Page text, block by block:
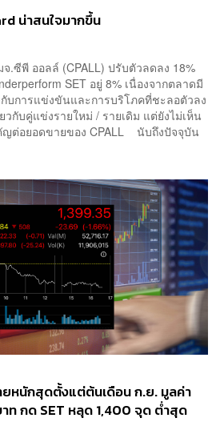
น่าสนใจมากขึ้น
.ซีพี ออลล์ (CPALL) ปรับตัวลดลง 18%
SET อยู่ 8% เนื่องจากตลาดมี
กับการแข่งขันและการบริโภคที่ชะลอตัวลง
กับคู่แข่งรายใหม่ / รายเดิม แต่ยังไม่เห็น
ญต่อยอดขายของ CPALL นับถึงปัจจุบัน
ยหนักสุดตั้งแต่ต้นเดือน ก.ย. มูลค่า
ท กด SET หลุด 1,400 จุด ต่ำสุด